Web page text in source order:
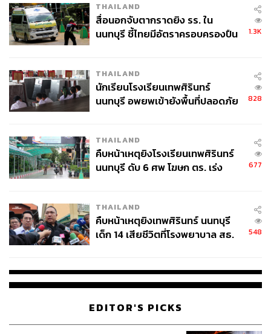
THAILAND
สื่อนอกจับตากราดยิง รร. ใน
นนทบุรี ชี้ไทยมีอัตราครอบครองปืน
1.3K
THAILAND
นักเรียนโรงเรียนเทพศิรินทร์
นนทบุรี อพยพเข้ายังพื้นที่ปลอดภัย
828
THAILAND
คืบหน้าเหตุยิงโรงเรียนเทพศิรินทร์
นนทบุรี ดับ 6 ศพ โฆษก ตร. เร่ง
677
THAILAND
คืบหน้าเหตุยิงเทพศิรินทร์ นนทบุรี
เด็ก 14 เสียชีวิตที่โรงพยาบาล สธ.
548
EDITOR'S PICKS